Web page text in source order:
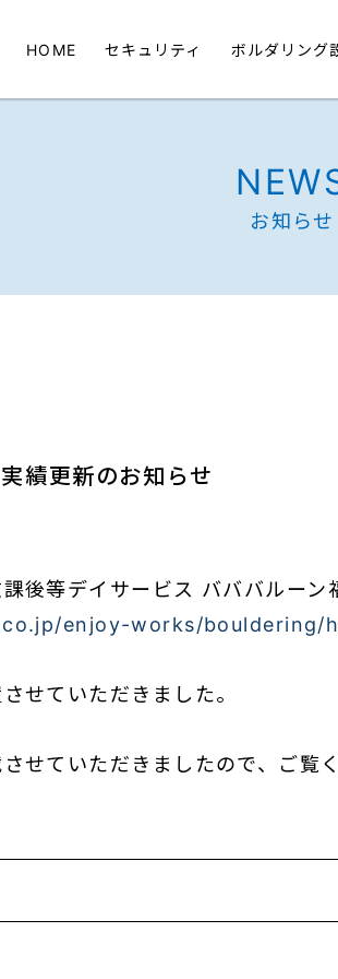
HOME セキュリティ ボルダリング
お知らせ
績更新のお知らせ
後等デイサービス バババルーン
enjoy-works/bouldering/
せていただきました。
せていただきましたので、ご覧く